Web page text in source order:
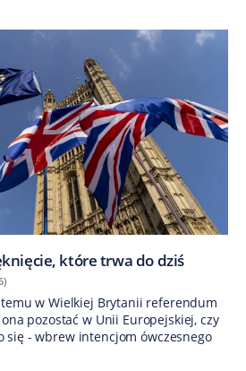
które trwa do dziś
w Wielkiej Brytanii referendum
pozostać w Unii Europejskiej, czy
się - wbrew intencjom ówczesnego